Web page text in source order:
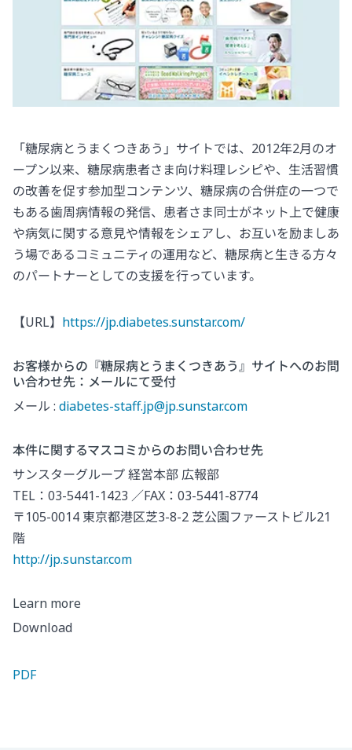
「糖尿病とうまくつきあう」サイトでは、2012年2月のオ
ープン以来、糖尿病患者さま向け料理レシピや、生活習慣
の改善を促す参加型コンテンツ、糖尿病の合併症の一つで
もある歯周病情報の発信、患者さま同士がネット上で健康
や病気に関する意見や情報をシェアし、お互いを励ましあ
う場であるコミュニティの運用など、糖尿病と生きる方々
のパートナーとしての支援を行っています。
【URL】 https://jp.diabetes.sunstar.com/
お客様からの『糖尿病とうまくつきあう』サイトへのお問
い合わせ先：メールにて受付
メール : diabetes-staff.jp@jp.sunstar.com
本件に関するマスコミからのお問い合わせ先
サンスターグループ 経営本部 広報部
TEL：03-5441-1423 ／FAX：03-5441-8774
〒105-0014 東京都港区芝3-8-2 芝公園ファーストビル21
階
http://jp.sunstar.com
Learn more
Download
PDF